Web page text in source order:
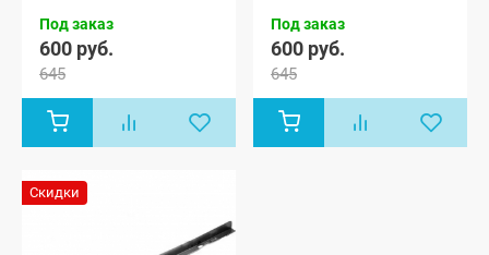
Под заказ
600 руб.
645
Под заказ
600 руб.
645
Скидки